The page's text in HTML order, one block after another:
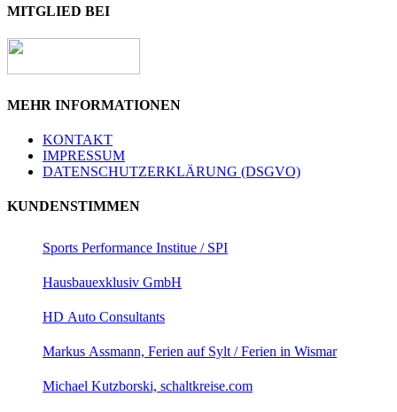
MITGLIED BEI
MEHR INFORMATIONEN
KONTAKT
IMPRESSUM
DATENSCHUTZERKLÄRUNG (DSGVO)
KUNDENSTIMMEN
Sports Performance Institue / SPI
Hausbauexklusiv GmbH
HD Auto Consultants
Markus Assmann, Ferien auf Sylt / Ferien in Wismar
Michael Kutzborski, schaltkreise.com